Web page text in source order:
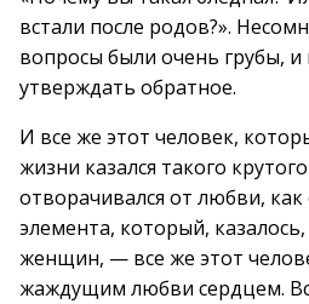
встали после родов?».
вопросы были очень грубы, и
утверждать обратное.
И все же этот человек,
жизни казался такого
отворачивался от любви,
элемента, который,
женщин, — все же этот
жаждущим любви сердцем.